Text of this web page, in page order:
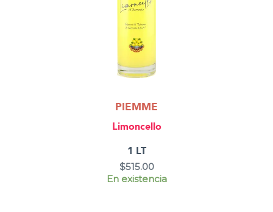
PIEMME
Limoncello
1 LT
$515.00
En existencia